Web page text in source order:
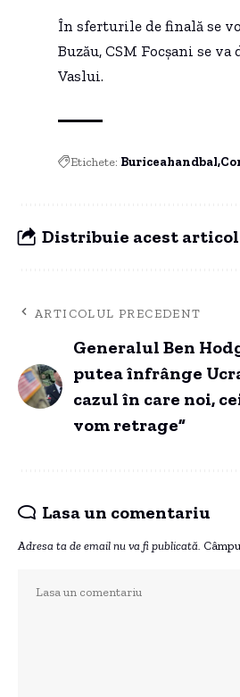
În sferturile de finală se
Buzău, CSM Focșani se
Vaslui.
Etichete: Buriceahandbal
Distribuie acest articol
ARTICOLUL PRECEDENT
Generalul Ben
putea înfrânge
cazul în care noi,
vom retrage”
Lasa un comentariu
Adresa ta de email nu va fi publicată.